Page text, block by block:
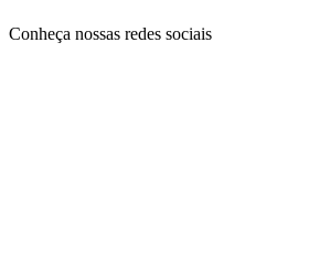
Conheça nossas redes sociais